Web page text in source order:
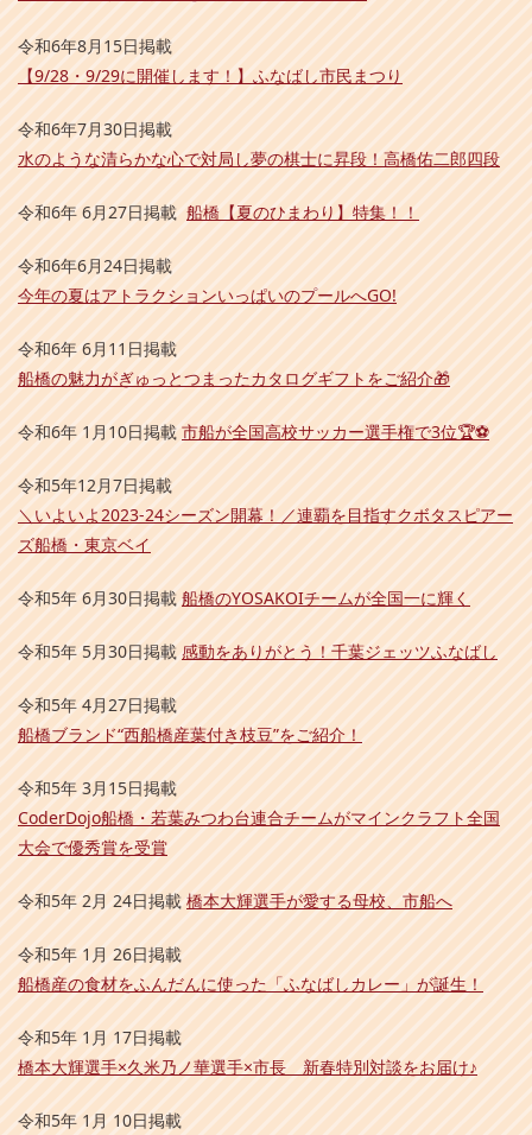
令和6年8月15日掲載
【9/28・9/29に開催します！】ふなばし市民まつり
令和6年7月30日掲載
水のような清らかな心で対局し夢の棋士に昇段！高橋佑二郎四段
令和6年 6月27日掲載 船橋【夏のひまわり】特集！！
令和6年6月24日掲載
今年の夏はアトラクションいっぱいのプールへGO!
令和6年 6月11日掲載
船橋の魅力がぎゅっとつまったカタログギフトをご紹介🎁
令和6年 1月10日掲載 市船が全国高校サッカー選手権で3位🏆⚽
令和5年12月7日掲載
＼いよいよ2023-24シーズン開幕！／連覇を目指すクボタスピアー
ズ船橋・東京ベイ
令和5年 6月30日掲載 船橋のYOSAKOIチームが全国一に輝く
令和5年 5月30日掲載 感動をありがとう！千葉ジェッツふなばし
令和5年 4月27日掲載
船橋ブランド“西船橋産葉付き枝豆”をご紹介！
令和5年 3月15日掲載
CoderDojo船橋・若葉みつわ台連合チームがマインクラフト全国
大会で優秀賞を受賞
令和5年 2月 24日掲載 橋本大輝選手が愛する母校、市船へ
令和5年 1月 26日掲載
船橋産の食材をふんだんに使った「ふなばしカレー」が誕生！
令和5年 1月 17日掲載
橋本大輝選手×久米乃ノ華選手×市長 新春特別対談をお届け♪
令和5年 1月 10日掲載